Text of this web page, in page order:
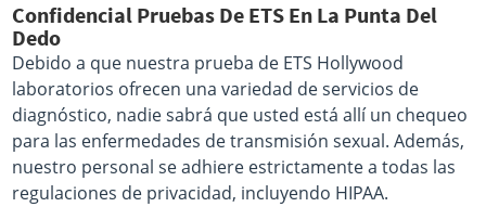
Confidencial Pruebas De ETS En La Punta Del
Dedo
Debido a que nuestra prueba de ETS Hollywood
laboratorios ofrecen una variedad de servicios de
diagnóstico, nadie sabrá que usted está allí un chequeo
para las enfermedades de transmisión sexual. Además,
nuestro personal se adhiere estrictamente a todas las
regulaciones de privacidad, incluyendo HIPAA.